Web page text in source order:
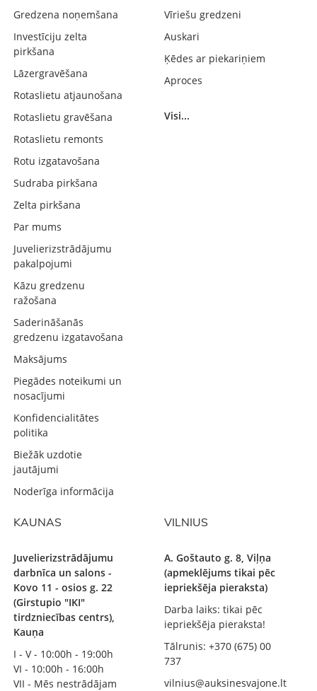
Gredzena noņemšana
Investīciju zelta
pirkšana
Lāzergravēšana
Rotaslietu atjaunošana
Rotaslietu gravēšana
Rotaslietu remonts
Rotu izgatavošana
Sudraba pirkšana
Zelta pirkšana
Par mums
Juvelierizstrādājumu
pakalpojumi
Kāzu gredzenu
ražošana
Saderināšanās
gredzenu izgatavošana
Maksājums
Piegādes noteikumi un
nosacījumi
Konfidencialitātes
politika
Biežāk uzdotie
jautājumi
Noderīga informācija
Vīriešu gredzeni
Auskari
Ķēdes ar piekariņiem
Aproces
Visi...
KAUNAS
Juvelierizstrādājumu
darbnīca un salons -
Kovo 11 - osios g. 22
(Girstupio "IKI"
tirdzniecības centrs),
Kauņa
I - V - 10:00h - 19:00h
VI - 10:00h - 16:00h
VII - Mēs nestrādājam
VILNIUS
A. Goštauto g. 8, Viļņa
(apmeklējums tikai pēc
iepriekšēja pieraksta)
Darba laiks: tikai pēc
iepriekšēja pieraksta!
Tālrunis: +370 (675) 00
737
vilnius@auksinesvajone.lt